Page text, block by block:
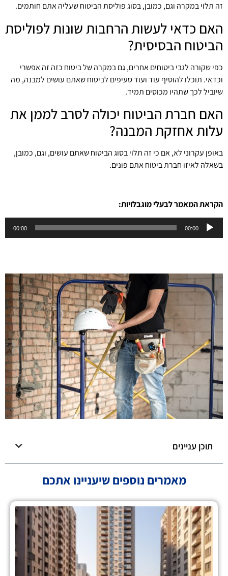
זה תלוי במקרה וגם, כמובן, בסוג פוליסת הביטוח שעליה אתם חותמים.
האם כדאי לעשות הרחבות שונות לפוליסת
הביטוח הבסיסית?
כפי שקורה לגבי ביטוחים אחרים, גם במקרה של ביטוח כזה זה אפשרי
וכדאי. תוכלו להוסיף עוד ועוד סעיפים לביטוח שאתם עושים למבנה, מה
שיוביל לכך שתהיו מכוסים תמיד.
האם חברת הביטוח יכולה לסרב לממן את
עלות אחזקת המבנה?
באופן עקרוני לא, אם כי זה תלוי בסוג הביטוח שאתם עושים, וגם, כמובן,
בשאלה לאיזו חברת ביטוח אתם פונים.
הקראת המאמר לבעלי מוגבלויות:
אודיו
00:00
00:00
תוכן עניינים
מאמרים נוספים שיעניינו אתכם